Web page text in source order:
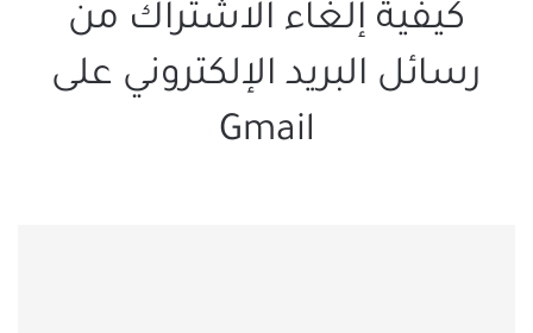
كيفية إلغاء الاشتراك من
رسائل البريد الإلكتروني على
Gmail